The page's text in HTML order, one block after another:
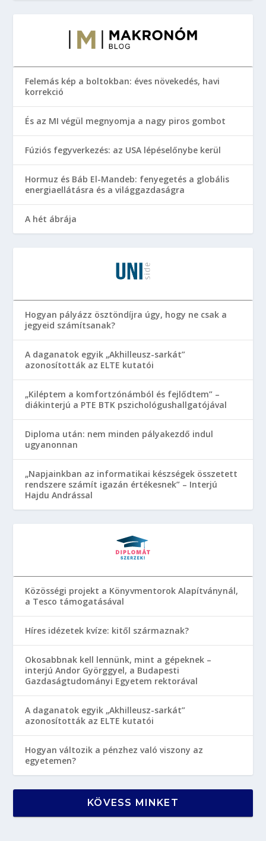
Felemás kép a boltokban: éves növekedés, havi
korrekció
És az MI végül megnyomja a nagy piros gombot
Fúziós fegyverkezés: az USA lépéselőnybe kerül
Hormuz és Báb El-Mandeb: fenyegetés a globális
energiaellátásra és a világgazdaságra
A hét ábrája
Hogyan pályázz ösztöndíjra úgy, hogy ne csak a
jegyeid számítsanak?
A daganatok egyik „Akhilleusz-sarkát”
azonosították az ELTE kutatói
„Kiléptem a komfortzónámból és fejlődtem” –
diákinterjú a PTE BTK pszichológushallgatójával
Diploma után: nem minden pályakezdő indul
ugyanonnan
„Napjainkban az informatikai készségek összetett
rendszere számít igazán értékesnek” – Interjú
Hajdu Andrással
Közösségi projekt a Könyvmentorok Alapítványnál,
a Tesco támogatásával
Híres idézetek kvíze: kitől származnak?
Okosabbnak kell lennünk, mint a gépeknek –
interjú Andor Györggyel, a Budapesti
Gazdaságtudományi Egyetem rektorával
A daganatok egyik „Akhilleusz-sarkát”
azonosították az ELTE kutatói
Hogyan változik a pénzhez való viszony az
egyetemen?
KÖVESS MINKET